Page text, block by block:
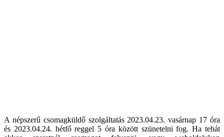
A népszerű csomagküldő szolgáltatás 2023.04.23. vasárnap 17 óra
és 2023.04.24. hétfő reggel 5 óra között szünetelni fog. Ha tehát